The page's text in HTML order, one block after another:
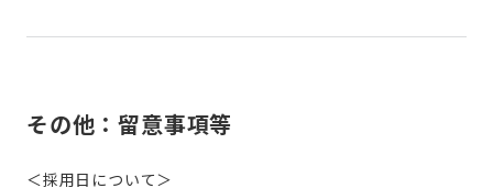
その他：留意事項等
＜採用日について＞